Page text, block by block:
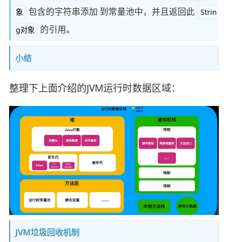
象
包含的字符串添加 到常量池中，并且返回此 Strin
g对象
的引用。
小结
整理下上面介绍的JVM运行时数据区域：
JVM垃圾回收机制